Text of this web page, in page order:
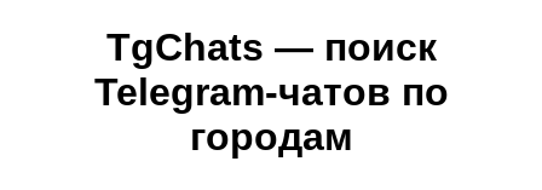
TgChats — поиск
Telegram-чатов по
городам